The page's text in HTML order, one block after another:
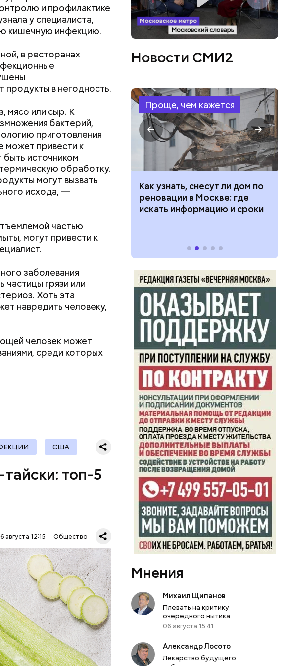
и профилактике
у специалиста,
кишечную инфекцию.
в ресторанах
продукты в негодность.
мясо или сыр. К
бактерий,
приготовления
может привести к
источником
обработку.
могут вызвать
исхода, —
частью
могут привести к
заболевания
частицы грязи или
Хоть эта
навредить человеку,
человек может
среди которых
США
топ-5
августа 12:15 Общество
поделился рецептом
и
Также
Новости СМИ2
Проще, чем кажется
получить до 100 тысяч
от государства при
и какие нужны
Как узнать, снесут ли дом по
реновации в Москве: где
искать информацию и сроки
Мнения
Михаил Щипанов
Плевать на критику
очередного нытика
06 августа 15:41
Александр Лосото
Лекарство будущего: